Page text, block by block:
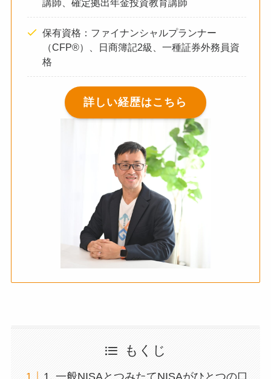
講師、確定拠出年金投資教育講師
保有資格：ファイナンシャルプランナー
（CFP®）、日商簿記2級、一種証券外務員資
格
詳しい経歴はこちら
もくじ